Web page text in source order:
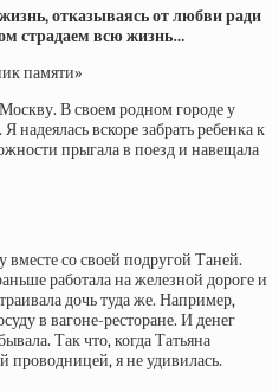
отказываясь от любви ради
страдаем всю жизнь…
памяти»
Москву. В своем родном городе у
надеялась вскоре забрать ребенка к
прыгала в поезд и навещала
со своей подругой Таней.
работала на железной дороге и
дочь туда же. Например,
в вагоне-ресторане. И денег
Так что, когда Татьяна
проводницей, я не удивилась.